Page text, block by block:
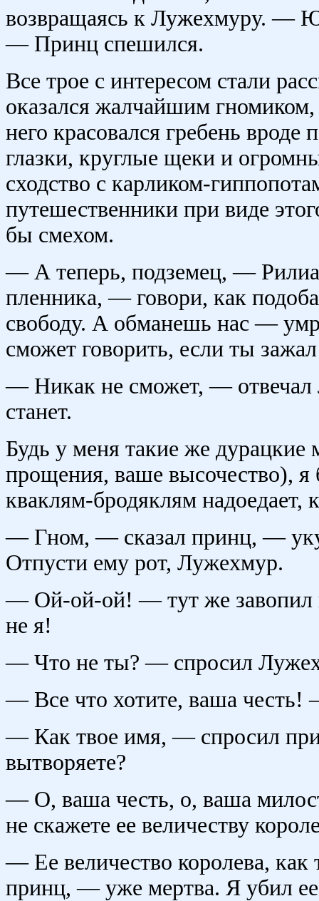
возвращаясь к Лужехмуру. —
— Принц спешился.
Все трое с интересом стали
оказался жалчайшим
него красовался гребень
глазки, круглые щеки и
сходство с карликом-
путешественники при виде
бы смехом.
— А теперь, подземец, —
пленника, — говори, как
свободу. А обманешь нас —
сможет говорить, если ты
— Никак не сможет, — отвечал
станет.
Будь у меня такие же
прощения, ваше высочество),
кваклям-бродяклям надоедает,
— Гном, — сказал принц, —
Отпусти ему рот, Лужехмур.
— Ой-ой-ой! — тут же завопил
не я!
— Что не ты? — спросил
— Все что хотите, ваша честь!
— Как твое имя, — спросил
вытворяете?
— О, ваша честь, о, ваша
не скажете ее величеству
— Ее величество королева,
принц, — уже мертва. Я убил